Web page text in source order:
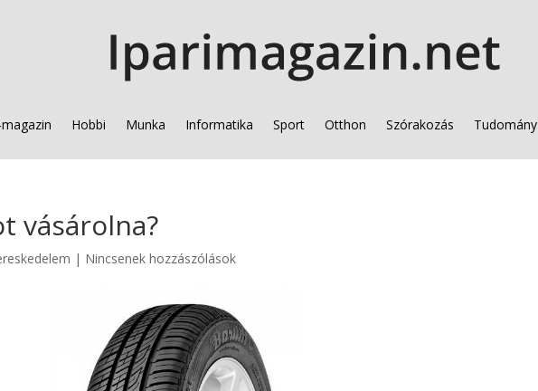
Hobbi Munka Informatika Sport Otthon Szórakozás Tudomány
vásárolna?
| Nincsenek hozzászólások